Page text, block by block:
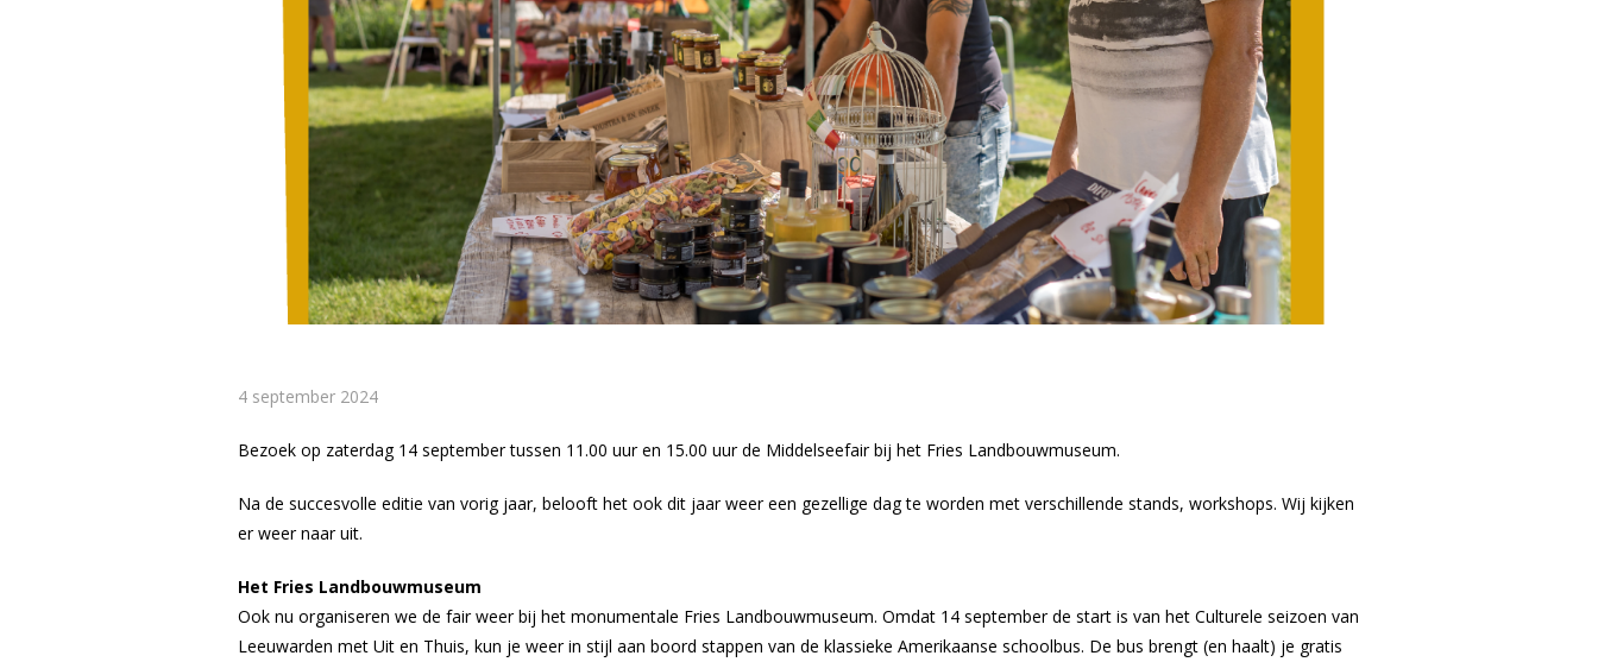
4 september 2024
Bezoek op zaterdag 14 september tussen 11.00 uur en 15.00 uur de Middelseefair bij het Fries Landbouwmuseum.
Na de succesvolle editie van vorig jaar, belooft het ook dit jaar weer een gezellige dag te worden met verschillende stands, workshops. Wij kijken
er weer naar uit.
Het Fries Landbouwmuseum
Ook nu organiseren we de fair weer bij het monumentale Fries Landbouwmuseum. Omdat 14 september de start is van het Culturele seizoen van
Leeuwarden met Uit en Thuis, kun je weer in stijl aan boord stappen van de klassieke Amerikaanse schoolbus. De bus brengt (en haalt) je gratis